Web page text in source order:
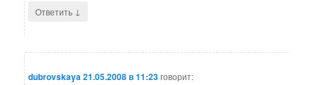
Ответить ↓
dubrovskaya21.05.2008 в 11:23говорит: